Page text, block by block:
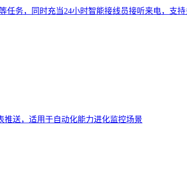
务，同时充当24小时智能接线员接听来电，支持
送，适用于自动化能力进化监控场景